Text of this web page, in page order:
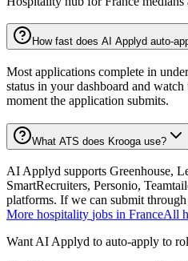
How fast does AI Applyd auto-
Most applications complete in
status in your dashboard and
moment the application submits.
What ATS does Krooga use?
AI Applyd supports Greenhouse,
SmartRecruiters, Personio,
platforms. If we can submit
More hospitality jobs in FranceAll
Want AI Applyd to auto-apply to